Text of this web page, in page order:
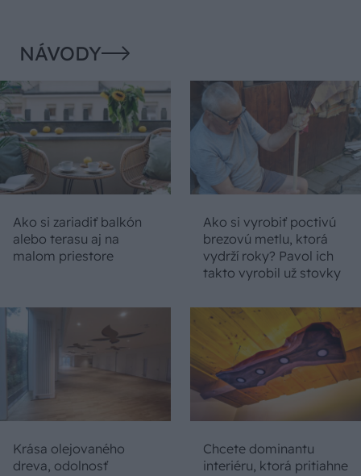
NÁVODY
Ako si zariadiť balkón
alebo terasu aj na
malom priestore
Ako si vyrobiť poctivú
brezovú metlu, ktorá
vydrží roky? Pavol ich
takto vyrobil už stovky
Krása olejovaného
dreva, odolnosť
Chcete dominantu
interiéru, ktorá pritiahne